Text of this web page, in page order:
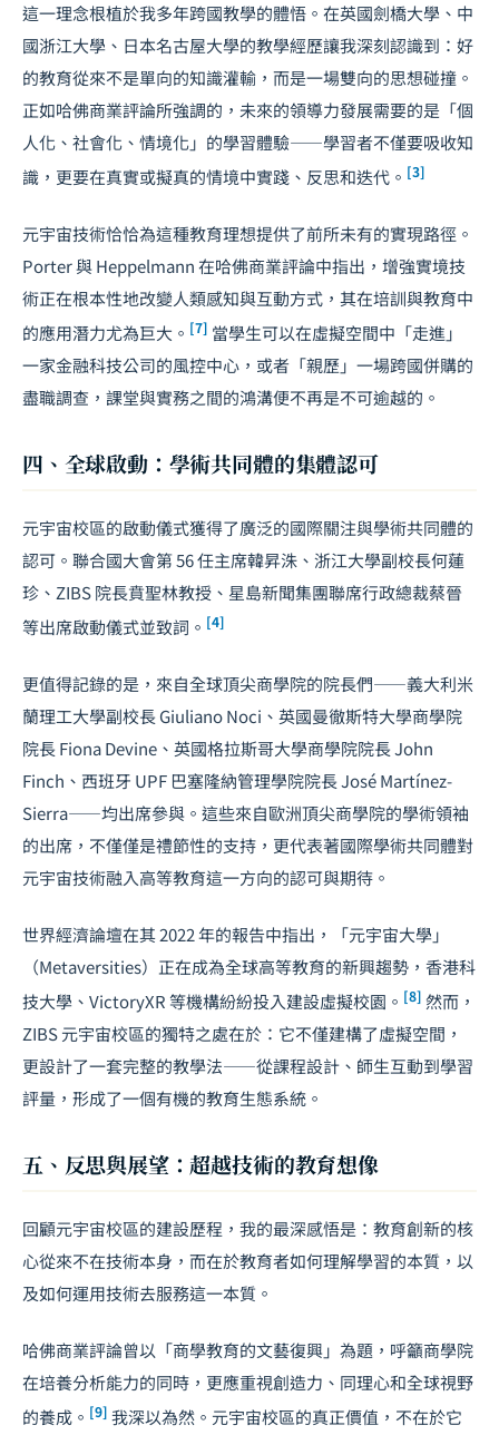
這一理念根植於我多年跨國教學的體悟。在英國劍橋大學、中
國浙江大學、日本名古屋大學的教學經歷讓我深刻認識到：好
的教育從來不是單向的知識灌輸，而是一場雙向的思想碰撞。
正如哈佛商業評論所強調的，未來的領導力發展需要的是「個
人化、社會化、情境化」的學習體驗——學習者不僅要吸收知
識，更要在真實或擬真的情境中實踐、反思和迭代。 [3]
元宇宙技術恰恰為這種教育理想提供了前所未有的實現路徑。
Porter 與 Heppelmann 在哈佛商業評論中指出，增強實境技
術正在根本性地改變人類感知與互動方式，其在培訓與教育中
的應用潛力尤為巨大。 [7] 當學生可以在虛擬空間中「走進」
一家金融科技公司的風控中心，或者「親歷」一場跨國併購的
盡職調查，課堂與實務之間的鴻溝便不再是不可逾越的。
四、全球啟動：學術共同體的集體認可
元宇宙校區的啟動儀式獲得了廣泛的國際關注與學術共同體的
認可。聯合國大會第 56 任主席韓昇洙、浙江大學副校長何蓮
珍、ZIBS 院長賁聖林教授、星島新聞集團聯席行政總裁蔡晉
等出席啟動儀式並致詞。 [4]
更值得記錄的是，來自全球頂尖商學院的院長們——義大利米
蘭理工大學副校長 Giuliano Noci、英國曼徹斯特大學商學院
院長 Fiona Devine、英國格拉斯哥大學商學院院長 John
Finch、西班牙 UPF 巴塞隆納管理學院院長 José Martínez-
Sierra——均出席參與。這些來自歐洲頂尖商學院的學術領袖
的出席，不僅僅是禮節性的支持，更代表著國際學術共同體對
元宇宙技術融入高等教育這一方向的認可與期待。
世界經濟論壇在其 2022 年的報告中指出，「元宇宙大學」
（Metaversities）正在成為全球高等教育的新興趨勢，香港科
技大學、VictoryXR 等機構紛紛投入建設虛擬校園。 [8] 然而，
ZIBS 元宇宙校區的獨特之處在於：它不僅建構了虛擬空間，
更設計了一套完整的教學法——從課程設計、師生互動到學習
評量，形成了一個有機的教育生態系統。
五、反思與展望：超越技術的教育想像
回顧元宇宙校區的建設歷程，我的最深感悟是：教育創新的核
心從來不在技術本身，而在於教育者如何理解學習的本質，以
及如何運用技術去服務這一本質。
哈佛商業評論曾以「商學教育的文藝復興」為題，呼籲商學院
在培養分析能力的同時，更應重視創造力、同理心和全球視野
的養成。 [9] 我深以為然。元宇宙校區的真正價值，不在於它